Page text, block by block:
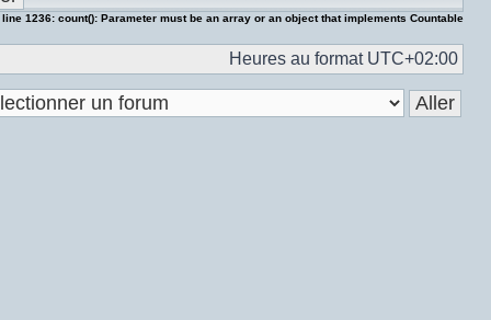
1236: count(): Parameter must be an array or an object that implements Countable
Heures au format UTC+02:00